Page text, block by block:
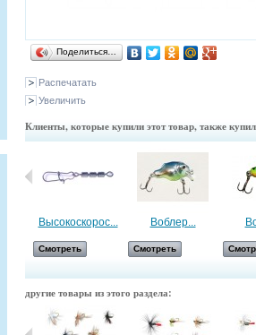
Поделиться…
Распечатать
Увеличить
Клиенты, которые купили этот товар, также
Высокоскорос...
Смотреть
Воблер...
Смотреть
другие товары из этого раздела: